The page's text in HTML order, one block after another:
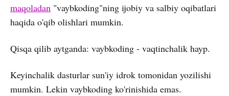
maqoladan "vaybkoding"ning ijobiy va salbiy oqibatlari
haqida o'qib olishlari mumkin.
Qisqa qilib aytganda: vaybkoding - vaqtinchalik hayp.
Keyinchalik dasturlar sun'iy idrok tomonidan yozilishi
mumkin. Lekin vaybkoding ko'rinishida emas.